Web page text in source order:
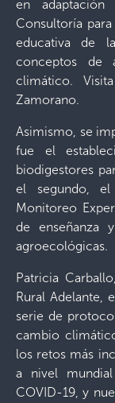
en
Consultoría
educativa de
conceptos de
climático.
Zamorano.
Asimismo, se
fue el
biodigestores
el segundo,
Monitoreo
de enseñanza
agroecológicas.
Patricia
Rural Adelante,
serie de
cambio
los retos más
a nivel
COVID-19, y